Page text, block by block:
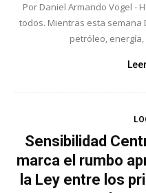
Por Daniel Armando Vogel -
todos. Mientras esta semana
petróleo,
Sensibilidad
marca el rumbo
la Ley entre los